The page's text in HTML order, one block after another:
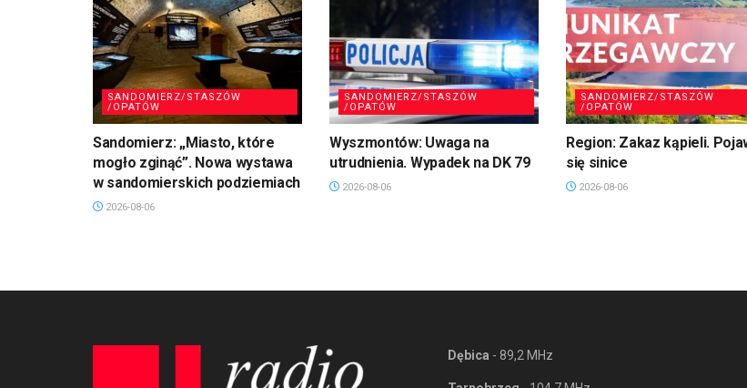
SANDOMIERZ/STASZÓW
/OPATÓW
Sandomierz: „Miasto, które
mogło zginąć”. Nowa wystawa
w sandomierskich podziemiach
2026-08-06
SANDOMIERZ/STASZÓW
/OPATÓW
Wyszmontów: Uwaga na
utrudnienia. Wypadek na DK 79
2026-08-06
SANDOMIERZ/STASZÓW
/OPATÓW
Region: Zakaz kąpieli.
się sinice
2026-08-06
Dębica - 89,2 MHz